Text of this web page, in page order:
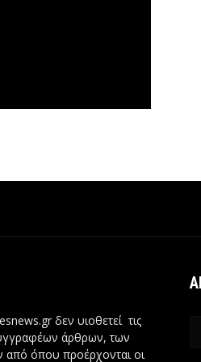
δεν υιοθετεί τις
άρθρων, των
από όπου προέρχονται οι